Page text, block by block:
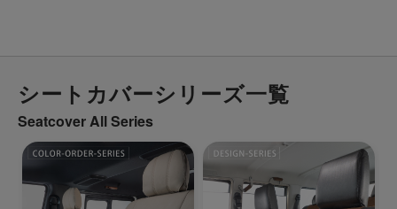
シートカバーシリーズ一覧
Seatcover All Series